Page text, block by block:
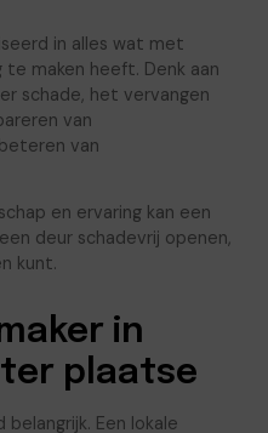
in alles wat met
maken heeft. Denk aan
schade, het vervangen
van
van
en ervaring kan een
deur schadevrij openen,
kunt.
in
plaatse
Een lokale